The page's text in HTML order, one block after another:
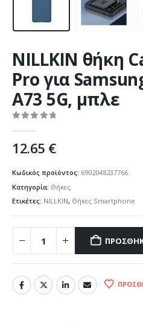
NILLKIN θήκη
Pro για
A73 5G, μπλε
12.65 €
Κωδικός προϊόντος: 6902048237766
Κατηγορία: Θήκες
Ετικέτες: NILLKIN, Θήκες Smartphone